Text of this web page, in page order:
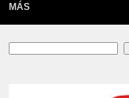
MÁS